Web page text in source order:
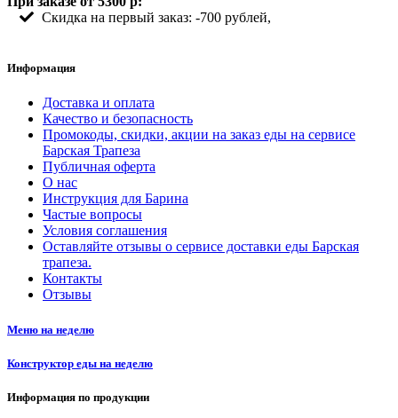
Скидка на первый заказ: -700 рублей,
Информация
Доставка и оплата
Качество и безопасность
Промокоды, скидки, акции на заказ еды на сервисе
Барская Трапеза
Публичная оферта
О нас
Инструкция для Барина
Частые вопросы
Условия соглашения
Оставляйте отзывы о сервисе доставки еды Барская
трапеза.
Контакты
Отзывы
Меню на неделю
Конструктор еды на неделю
Информация по продукции